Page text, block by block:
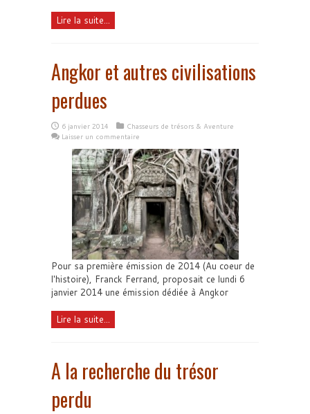
Lire la suite...
Angkor et autres civilisations
perdues
6 janvier 2014
Chasseurs de trésors & Aventure
Laisser un commentaire
Pour sa première émission de 2014 (Au coeur de
l'histoire), Franck Ferrand, proposait ce lundi 6
janvier 2014 une émission dédiée à Angkor
Lire la suite...
A la recherche du trésor
perdu